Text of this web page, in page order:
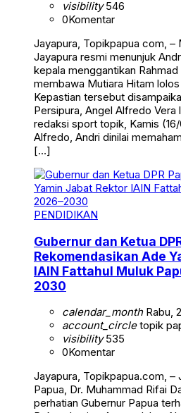
visibility546
0Komentar
Jayapura, Topikpapua com, –
Jayapura resmi menunjuk
kepala menggantikan
membawa Mutiara Hitam
Kepastian tersebut
Persipura, Angel Alfredo Vera
redaksi sport topik, Kamis
Alfredo, Andri dinilai
[…]
PENDIDIKAN
Gubernur dan Ketua
Rekomendasikan Ade
IAIN Fattahul Muluk
2030
calendar_monthRabu,
account_circletopik
visibility535
0Komentar
Jayapura, Topikpapua.com, –
Papua, Dr. Muhammad Rifai
perhatian Gubernur Papua